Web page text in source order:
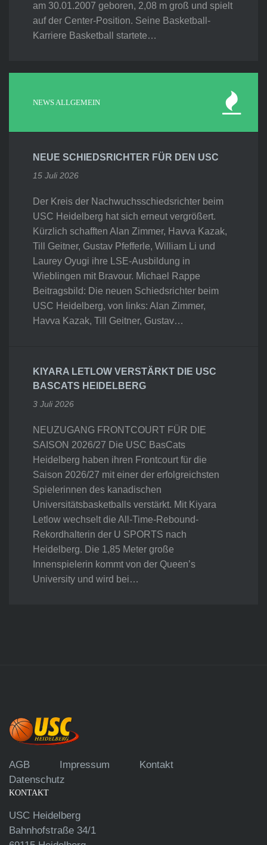
am 30.01.2007 geboren, 2,08 m groß und spielt
auf der Center-Position. Seine Basketball-
Karriere Basketball startete…
NEWS ALLGEMEIN
NEUE SCHIEDSRICHTER FÜR DEN USC
15 Juli 2026
Der Kreis der Nachwuchsschiedsrichter beim
USC Heidelberg hat sich erneut vergrößert.
Kürzlich schafften Alan Zimmer, Havva Kazak,
Till Geitner, Gustav Pfefferle, William Li und
Laurey Oyugi ihre LSE-Ausbildung in
Wieblingen mit Bravour. Michael Rappe
Beitragsbild: Die neuen Schiedsrichter beim
USC Heidelberg, von links: Alan Zimmer,
Havva Kazak, Till Geitner, Gustav…
KIYARA LETLOW VERSTÄRKT DIE USC
BASCATS HEIDELBERG
3 Juli 2026
NEUZUGANG FRONTCOURT FÜR DIE
SAISON 2026/27 Die USC BasCats
Heidelberg haben ihren Frontcourt für die
Saison 2026/27 mit einer der erfolgreichsten
Spielerinnen des kanadischen
Universitätsbasketballs verstärkt. Mit Kiyara
Letlow wechselt die All-Time-Rebound-
Rekordhalterin der U SPORTS nach
Heidelberg. Die 1,85 Meter große
Innenspielerin kommt von der Queen’s
University und wird bei…
AGB Impressum
Kontakt
Datenschutz
KONTAKT
USC Heidelberg
Bahnhofstraße 34/1